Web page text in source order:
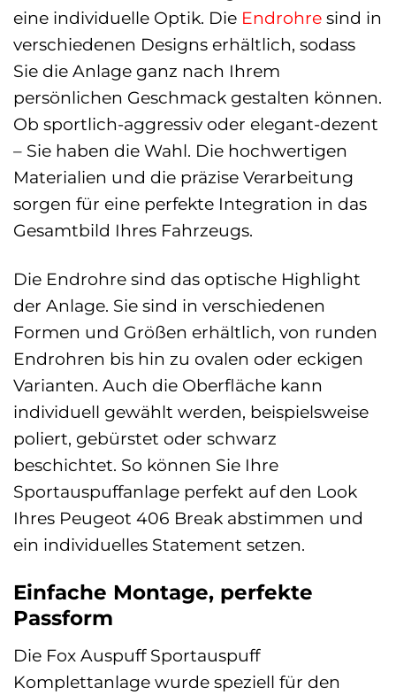
eine individuelle Optik. Die Endrohre sind in
verschiedenen Designs erhältlich, sodass
Sie die Anlage ganz nach Ihrem
persönlichen Geschmack gestalten können.
Ob sportlich-aggressiv oder elegant-dezent
– Sie haben die Wahl. Die hochwertigen
Materialien und die präzise Verarbeitung
sorgen für eine perfekte Integration in das
Gesamtbild Ihres Fahrzeugs.
Die Endrohre sind das optische Highlight
der Anlage. Sie sind in verschiedenen
Formen und Größen erhältlich, von runden
Endrohren bis hin zu ovalen oder eckigen
Varianten. Auch die Oberfläche kann
individuell gewählt werden, beispielsweise
poliert, gebürstet oder schwarz
beschichtet. So können Sie Ihre
Sportauspuffanlage perfekt auf den Look
Ihres Peugeot 406 Break abstimmen und
ein individuelles Statement setzen.
Einfache Montage, perfekte
Passform
Die Fox Auspuff Sportauspuff
Komplettanlage wurde speziell für den